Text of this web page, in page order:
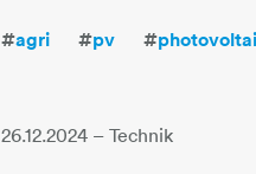
Technik
#agri #pv #
26.12.2024 – Technik